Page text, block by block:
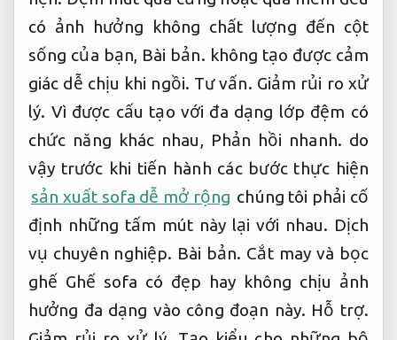
có ảnh hưởng không chất lượng đến cột
sống của bạn, Bài bản. không tạo được cảm
giác dễ chịu khi ngồi. Tư vấn. Giảm rủi ro xử
lý. Vì được cấu tạo với đa dạng lớp đệm có
chức năng khác nhau, Phản hồi nhanh. do
vậy trước khi tiến hành các bước thực hiện
sản xuất sofa dễ mở rộng chúng tôi phải cố
định những tấm mút này lại với nhau. Dịch
vụ chuyên nghiệp. Bài bản. Cắt may và bọc
ghế Ghế sofa có đẹp hay không chịu ảnh
hưởng đa dạng vào công đoạn này. Hỗ trợ.